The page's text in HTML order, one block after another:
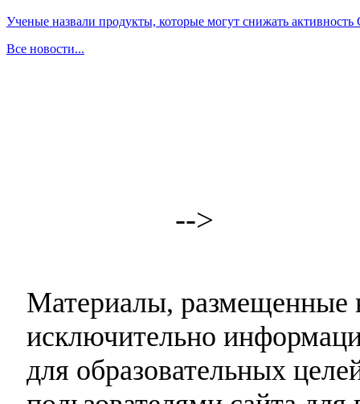
Ученые назвали продукты, которые могут снижать
Все новости...
-->
Материалы, размещенные
исключительно
для образовательных